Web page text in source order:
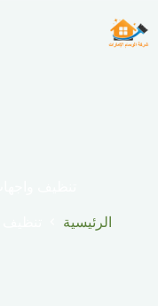
إلى
المحتوى
الرئيسية